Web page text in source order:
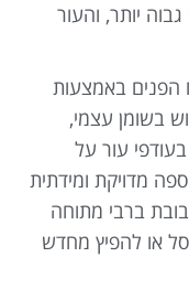
יותר, והעור
הפנים באמצעות
בשומן עצמי,
עור על
מדויקת ומידתית
ברבי מתוחה
או להפיץ מחדש